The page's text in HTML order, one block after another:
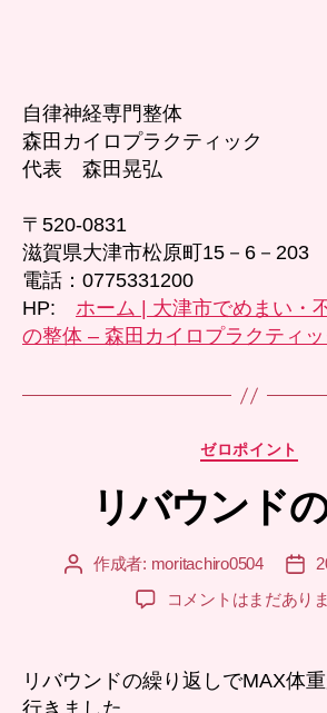
自律神経専門整体
森田カイロプラクティック
代表 森田晃弘
〒520-0831
滋賀県大津市松原町15－6－203
電話：0775331200
HP: ホーム | 大津市でめまい・
の整体 – 森田カイロプラクティッ
カ
ゴ
リ
ゼロポイント
リバウンド
投 作成者: moritachiro0504
投
稿
日
リ
ン
ド
コメントはまだあり
リバウンドの繰り返しでMAX体
行きました。